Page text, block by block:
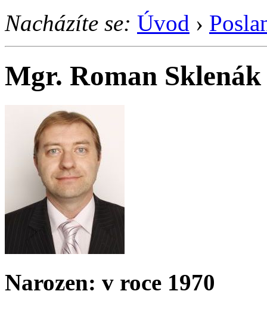
Nacházíte se: Úvod ›
Mgr. Roman Sklenák
Narozen: v roce 1970